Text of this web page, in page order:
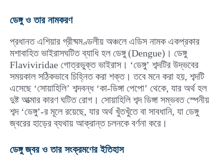
ডেঙ্গু ও তার নামকরণ
প্রধানত এশিয়ার গ্রীষ্মমণ্ডলীয় অঞ্চলে এডিস নামক একপ্রকার
মশাবাহিত ভাইরাসঘটিত ব্যাধি হল ডেঙ্গু (Dengue)। ডেঙ্গু
Flaviviridae গোত্রভুক্ত ভাইরাস। ‘ডেঙ্গু’ শব্দটির উদ্ভবের
সময়কাল সঠিকভাবে চিহ্নিত করা শক্ত। তবে মনে করা হয়, শব্দটি
এসেছে ‘সোয়াহিলি’ শব্দবন্ধ ‘কা-ডিঙ্গা পেপো’ থেকে, যার অর্থ হল
দুষ্ট আত্মার কারণ ঘটিত রোগ। সোয়াহিলি শব্দ ডিঙ্গা সম্ভবত স্পেনীয়
শব্দ ‘ডেঙ্গু’-র মূলে রয়েছে, যার অর্থ খুঁতখুঁতে বা সাবধানি, যা ডেঙ্গু
জ্বরের হাড়ের ব্যথায় আক্রান্ত চলনকে বর্ণনা করে।
ডেঙ্গু জ্বর ও তার সংক্রমণের ইতিহাস